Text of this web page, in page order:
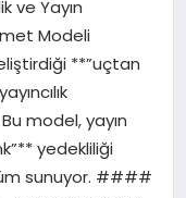
ve Yayın
Modeli
**”uçtan
model, yayın
yedekliliği
sunuyor. ####